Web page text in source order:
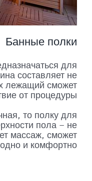
Банные полки
для
составляет не
лежащий сможет
от процедуры.
то полку для
пола – не
массаж, сможет
и комфортно.